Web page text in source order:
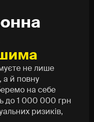
підвищений рівень
охорона
0 800 309 114
прибуває екіпаж
не лише
а й повну
на себе
до 1 000 000 грн
ризиків,